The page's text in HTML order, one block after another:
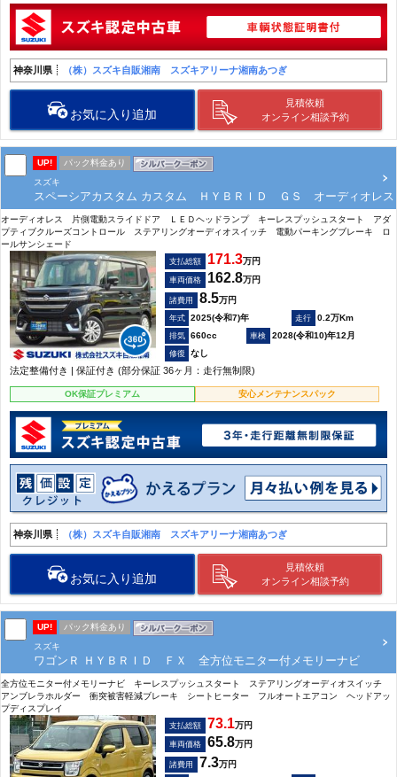
神奈川県 （株）スズキ自販湘南 スズキアリーナ湘南あつぎ
お気に入り追加
見積依頼
オンライン相談予約
UP!
パック料金あり
スズキ
スペーシアカスタム カスタム ＨＹＢＲＩＤ ＧＳ オーディオレス
オーディオレス 片側電動スライドドア ＬＥＤヘッドランプ キーレスプッシュスタート アダ
プティブクルーズコントロール ステアリングオーディオスイッチ 電動パーキングブレーキ ロ
ールサンシェード
支払総額 171.3万円
車両価格 162.8万円
諸費用 8.5万円
2025(令和7)年
0.2万Km
660cc
2028(令和10)年12月
なし
法定整備付き | 保証付き (部分保証 36ヶ月：走行無制限)
OK保証プレミアム 安心メンテナンスパック
神奈川県 （株）スズキ自販湘南 スズキアリーナ湘南あつぎ
お気に入り追加
見積依頼
オンライン相談予約
UP!
パック料金あり
スズキ
ワゴンＲ ＨＹＢＲＩＤ ＦＸ 全方位モニター付メモリーナビ
全方位モニター付メモリーナビ キーレスプッシュスタート ステアリングオーディオスイッチ
アンブレラホルダー 衝突被害軽減ブレーキ シートヒーター フルオートエアコン ヘッドアッ
プディスプレイ
支払総額 73.1万円
車両価格 65.8万円
諸費用 7.3万円